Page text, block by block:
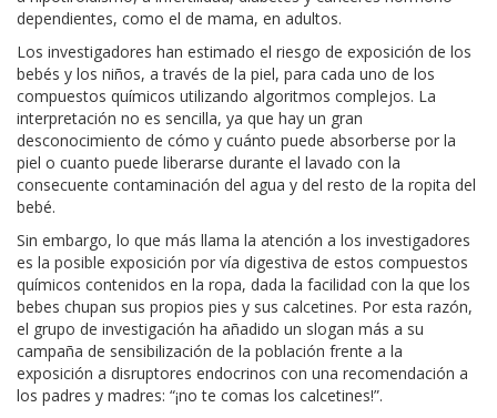
dependientes, como el de mama, en adultos.
Los investigadores han estimado el riesgo de exposición de los
bebés y los niños, a través de la piel, para cada uno de los
compuestos químicos utilizando algoritmos complejos. La
interpretación no es sencilla, ya que hay un gran
desconocimiento de cómo y cuánto puede absorberse por la
piel o cuanto puede liberarse durante el lavado con la
consecuente contaminación del agua y del resto de la ropita del
bebé.
Sin embargo, lo que más llama la atención a los investigadores
es la posible exposición por vía digestiva de estos compuestos
químicos contenidos en la ropa, dada la facilidad con la que los
bebes chupan sus propios pies y sus calcetines. Por esta razón,
el grupo de investigación ha añadido un slogan más a su
campaña de sensibilización de la población frente a la
exposición a disruptores endocrinos con una recomendación a
los padres y madres: “¡no te comas los calcetines!”.